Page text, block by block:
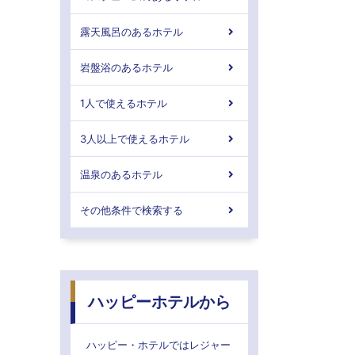
露天風呂のあるホテル
岩盤浴のあるホテル
1人で使えるホテル
3人以上で使えるホテル
温泉のあるホテル
その他条件で検索する
ハッピーホテルから
ハッピー・ホテルではレジャー